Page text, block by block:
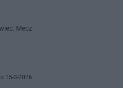
Mecz
15-3-2026